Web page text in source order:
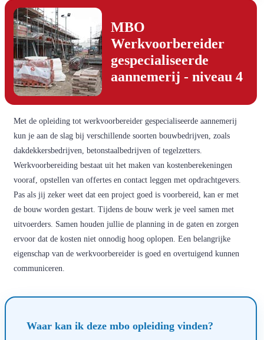
MBO
Werkvoorbereider
gespecialiseerde
aannemerij - niveau 4
Met de opleiding tot werkvoorbereider gespecialiseerde aannemerij
kun je aan de slag bij verschillende soorten bouwbedrijven, zoals
dakdekkersbedrijven, betonstaalbedrijven of tegelzetters.
Werkvoorbereiding bestaat uit het maken van kostenberekeningen
vooraf, opstellen van offertes en contact leggen met opdrachtgevers.
Pas als jij zeker weet dat een project goed is voorbereid, kan er met
de bouw worden gestart. Tijdens de bouw werk je veel samen met
uitvoerders. Samen houden jullie de planning in de gaten en zorgen
ervoor dat de kosten niet onnodig hoog oplopen. Een belangrijke
eigenschap van de werkvoorbereider is goed en overtuigend kunnen
communiceren.
Waar kan ik deze mbo opleiding vinden?